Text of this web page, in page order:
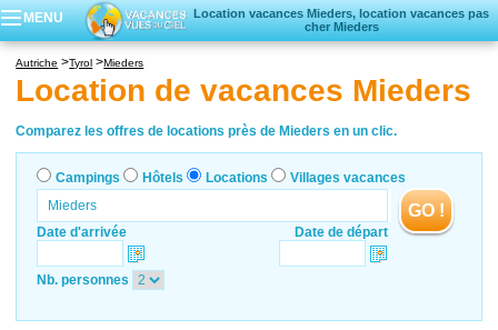
MENU
Location vacances Mieders, location vacances pas
cher Mieders
Locations vacances
Villages vacances
Autriche Tyrol Mieders
Location de vacances Mieders
Comparez les offres de locations près de Mieders en un clic.
Campings Hôtels Locations Villages vacances
Date d'arrivée Date de départ
GO !
Nb. personnes